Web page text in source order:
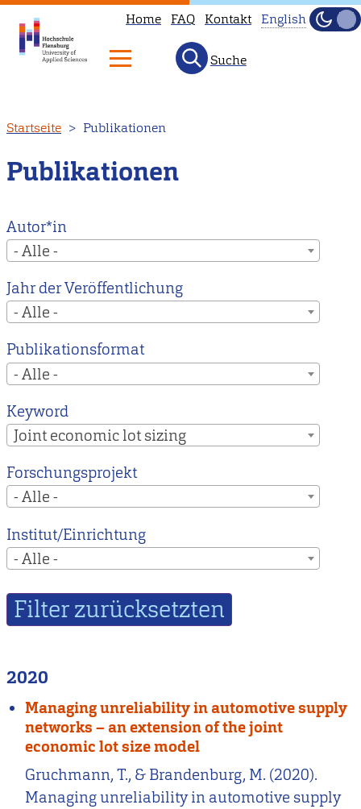
zum
Inhalt
Home FAQ Kontakt
to
our
main
instead.
English
Hell
Suche
Startseite Publikationen
Publikationen
Autor*in
- Alle -
Jahr der Veröffentlichung
- Alle -
Publikationsformat
- Alle -
Keyword
Joint economic lot sizing
Forschungsprojekt
- Alle -
Institut/Einrichtung
- Alle -
2020
Managing unreliability in automotive supply
networks – an extension of the joint
economic lot size model
Gruchmann, T., & Brandenburg, M. (2020).
Managing unreliability in automotive supply